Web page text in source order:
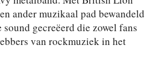
ander muzikaal pad bewandeld
gecreëerd die zowel fans
van rockmuziek in het